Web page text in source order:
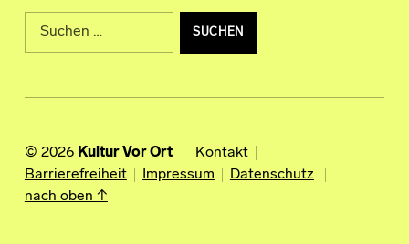
Suche nach:
© 2026 Kultur Vor Ort
Kontakt
Barrierefreiheit
Impressum
Datenschutz
nach oben ↑